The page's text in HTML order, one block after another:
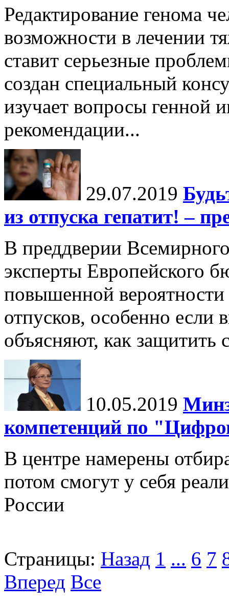
Редактирование генома
возможности в лечении
ставит серьезные
создан специальный
изучает вопросы генной
рекомендации...
29.07.2019
из отпуска гепатит! –
В преддверии
эксперты Европейского
повышенной вероятности
отпусков, особенно если
объясняют, как защитить
10.05.2019
компетенций по
В центре намерены
потом смогут у себя
России
Страницы: Назад 1 ... 6 7
Вперед Все